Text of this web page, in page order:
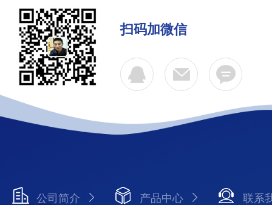
扫码加微信
公司简介 产品中心 联系